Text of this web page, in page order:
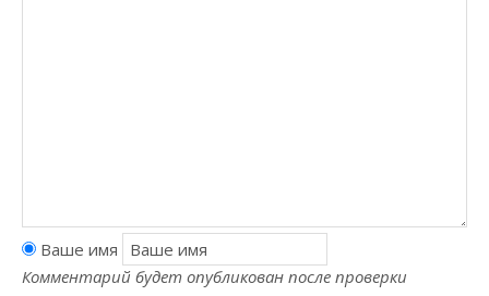
Ваше имя
Комментарий будет опубликован после проверки